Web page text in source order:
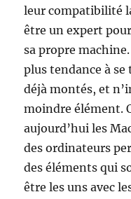
leur compatibilité
être un expert
sa propre
plus tendance à
déjà montés, et
moindre élément.
aujourd’hui les
des ordinateurs
des éléments qui
être les uns avec